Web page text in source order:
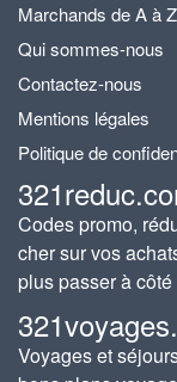
Marchands de A à Z
Qui sommes-nous
Contactez-nous
Mentions légales
Politique de
Codes promo,
cher sur vos
plus passer à
Voyages et